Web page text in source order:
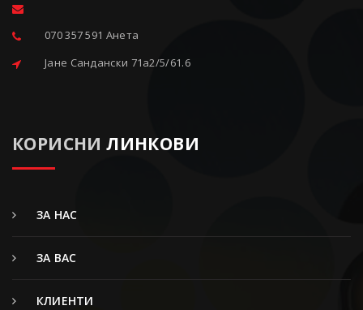
070 357 591 Анета
Јане Сандански 71a2/5/61.6
КОРИСНИ ЛИНКОВИ
ЗА НАС
ЗА ВАС
КЛИЕНТИ